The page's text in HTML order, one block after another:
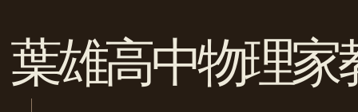
葉雄高中物理家